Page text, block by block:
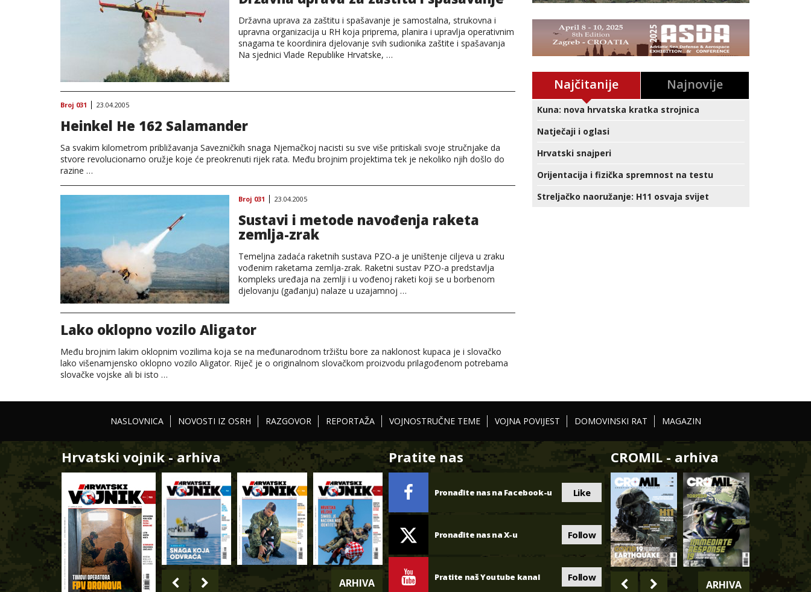
Državna uprava za zaštitu i spašavanje je samostalna, strukovna i
upravna organizacija u RH koja priprema, planira i upravlja operativnim
snagama te koordinira djelovanje svih sudionika zaštite i spašavanja
Na sjednici Vlade Republike Hrvatske, …
Broj 031 23.04.2005
Heinkel He 162 Salamander
Sa svakim kilometrom približavanja Savezničkih snaga Njemačkoj nacisti su sve više pritiskali svoje stručnjake da
stvore revolucionarno oružje koje će preokrenuti rijek rata. Među brojnim projektima tek je nekoliko njih došlo do
razine …
Broj 031 23.04.2005
Sustavi i metode navođenja raketa
zemlja-zrak
Temeljna zadaća raketnih sustava PZO-a je uništenje ciljeva u zraku
vođenim raketama zemlja-zrak. Raketni sustav PZO-a predstavlja
kompleks uređaja na zemlji i u vođenoj raketi koji se u borbenom
djelovanju (gađanju) nalaze u uzajamnoj …
Lako oklopno vozilo Aligator
Među brojnim lakim oklopnim vozilima koja se na međunarodnom tržištu bore za naklonost kupaca je i slovačko
lako višenamjensko oklopno vozilo Aligator. Riječ je o originalnom slovačkom proizvodu prilagođenom potrebama
slovačke vojske ali bi isto …
Najčitanije Najnovije
Kuna: nova hrvatska kratka strojnica
Natječaji i oglasi
Hrvatski snajperi
Orijentacija i fizička spremnost na testu
Streljačko naoružanje: H11 osvaja svijet
NASLOVNICA NOVOSTI IZ OSRH RAZGOVOR REPORTAŽA VOJNOSTRUČNE TEME VOJNA POVIJEST DOMOVINSKI RAT MAGAZIN
Hrvatski vojnik - arhiva
ARHIVA
Pratite nas
Pronađite nas na Facebook-u Like
Pronađite nas na X-u Follow
Pratite naš Youtube kanal Follow
CROMIL - arhiva
ARHIVA